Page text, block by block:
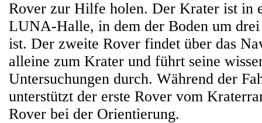
Rover zur Hilfe holen. Der Krater ist in
LUNA-Halle, in dem der Boden um drei
ist. Der zweite Rover findet über das
alleine zum Krater und führt seine
Untersuchungen durch. Während der
unterstützt der erste Rover vom
Rover bei der Orientierung.